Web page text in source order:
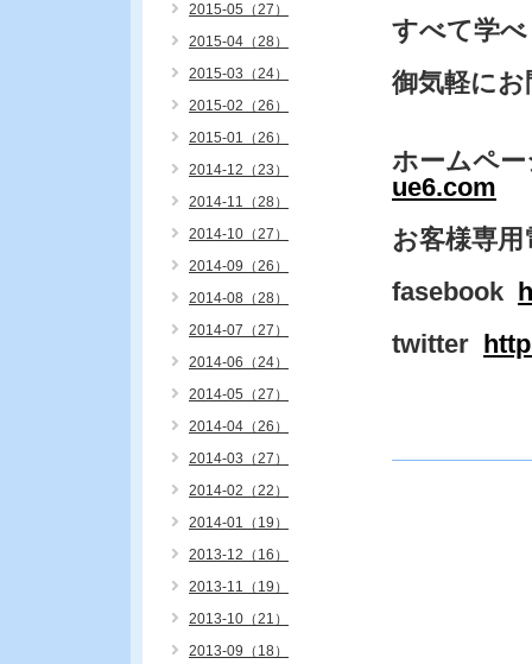
すべて学
御気軽に
ホームペ
ue6.com
お客様専用
fasebook
twitter
2015-05（27）
2015-04（28）
2015-03（24）
2015-02（26）
2015-01（26）
2014-12（23）
2014-11（28）
2014-10（27）
2014-09（26）
2014-08（28）
2014-07（27）
2014-06（24）
2014-05（27）
2014-04（26）
2014-03（27）
2014-02（22）
2014-01（19）
2013-12（16）
2013-11（19）
2013-10（21）
2013-09（18）